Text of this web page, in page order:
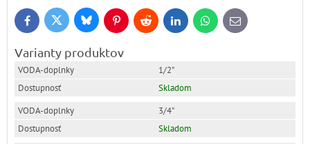
FacebookTwitter BlueskyPinterestReddit LinkedInWhatsApp
E-
mail
Varianty produktov
1/2"
Skladom
3/4"
Skladom